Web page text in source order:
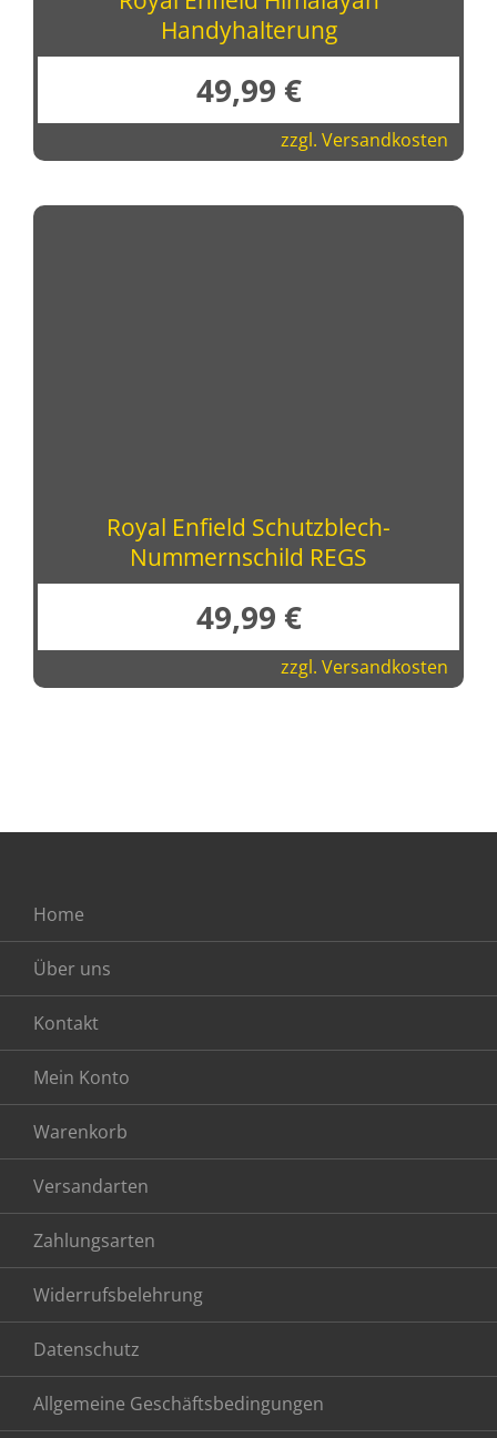
Handyhalterung
49,99 €
zzgl. Versandkosten
Royal Enfield Schutzblech-
Nummernschild REGS
49,99 €
zzgl. Versandkosten
Home
Über uns
Kontakt
Mein Konto
Warenkorb
Versandarten
Zahlungsarten
Widerrufsbelehrung
Datenschutz
Allgemeine Geschäftsbedingungen